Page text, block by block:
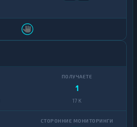
1
17 K